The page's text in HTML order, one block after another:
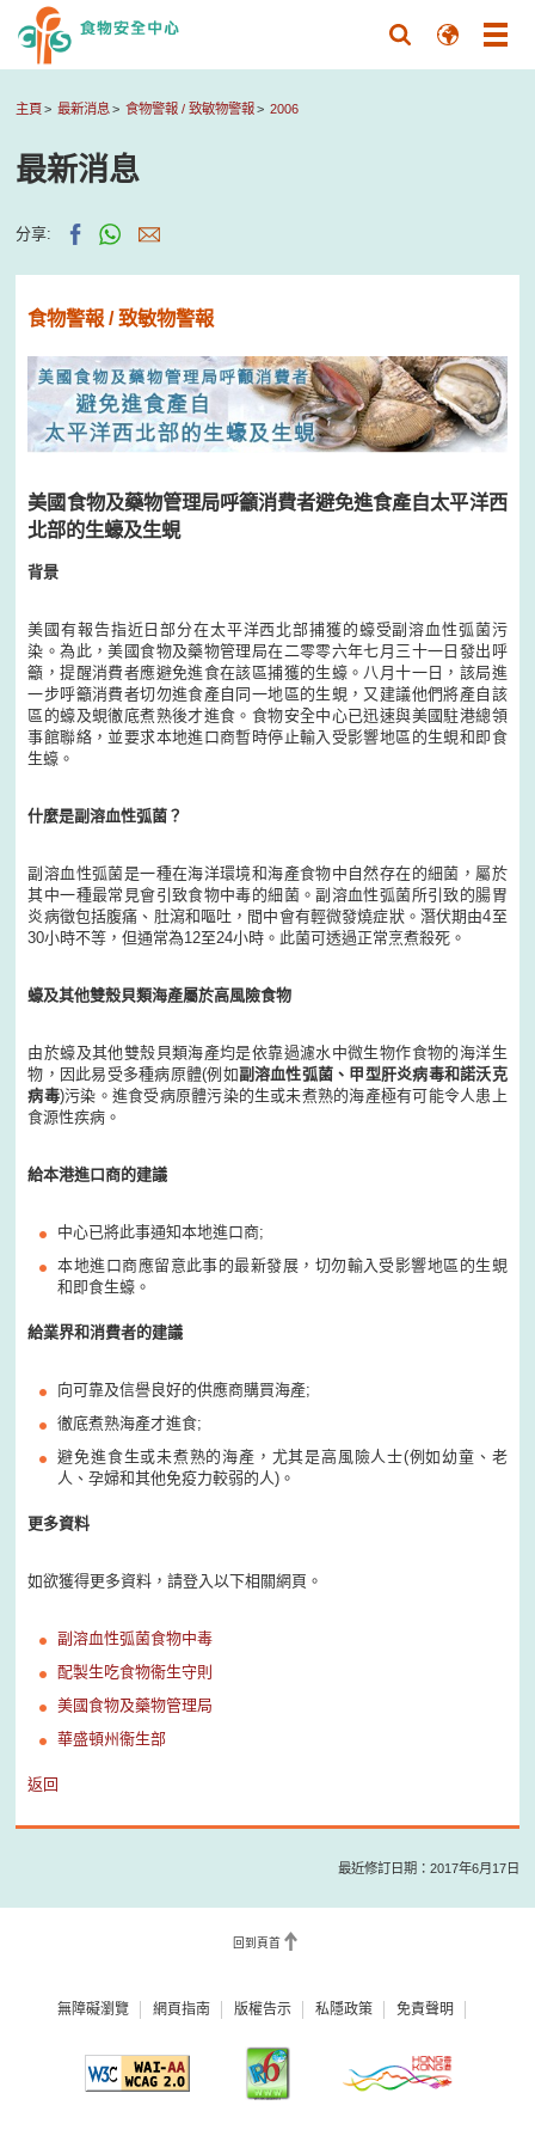
主頁 最新消息 食物警報 / 致敏物警報 2006
最新消息
分享:
食物警報 / 致敏物警報
美國食物及藥物管理局呼籲消費者避免進食產自太平洋西
北部的生蠔及生蜆
背景
美國有報告指近日部分在太平洋西北部捕獲的蠔受副溶血性弧菌污
染。為此，美國食物及藥物管理局在二零零六年七月三十一日發出呼
籲，提醒消費者應避免進食在該區捕獲的生蠔。八月十一日，該局進
一步呼籲消費者切勿進食產自同一地區的生蜆，又建議他們將產自該
區的蠔及蜆徹底煮熟後才進食。食物安全中心已迅速與美國駐港總領
事館聯絡，並要求本地進口商暫時停止輸入受影響地區的生蜆和即食
生蠔。
什麼是副溶血性弧菌？
副溶血性弧菌是一種在海洋環境和海產食物中自然存在的細菌，屬於
其中一種最常見會引致食物中毒的細菌。副溶血性弧菌所引致的腸胃
炎病徵包括腹痛、肚瀉和嘔吐，間中會有輕微發燒症狀。潛伏期由4至
30小時不等，但通常為12至24小時。此菌可透過正常烹煮殺死。
蠔及其他雙殼貝類海產屬於高風險食物
由於蠔及其他雙殼貝類海產均是依靠過濾水中微生物作食物的海洋生
物，因此易受多種病原體(例如副溶血性弧菌、甲型肝炎病毒和諾沃克
病毒)污染。進食受病原體污染的生或未煮熟的海產極有可能令人患上
食源性疾病。
給本港進口商的建議
中心已將此事通知本地進口商;
本地進口商應留意此事的最新發展，切勿輸入受影響地區的生蜆
和即食生蠔。
給業界和消費者的建議
向可靠及信譽良好的供應商購買海產;
徹底煮熟海產才進食;
避免進食生或未煮熟的海產，尤其是高風險人士(例如幼童、老
人、孕婦和其他免疫力較弱的人)。
更多資料
如欲獲得更多資料，請登入以下相關網頁。
副溶血性弧菌食物中毒
配製生吃食物衞生守則
美國食物及藥物管理局
華盛頓州衞生部
返回
最近修訂日期：2017年6月17日
回到頁首
無障礙瀏覽 網頁指南 版權告示 私隱政策 免責聲明